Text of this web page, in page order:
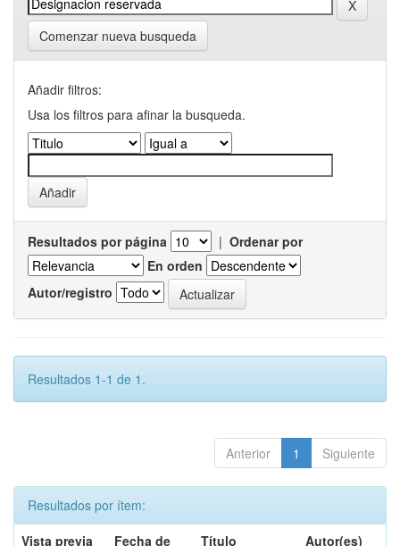
Comenzar nueva busqueda
Añadir filtros:
Usa los filtros para afinar la busqueda.
Resultados por página | Ordenar por
En orden
Autor/registro
Resultados 1-1 de 1.
Anterior 1 Siguiente
Resultados por ítem:
Vista previa
Fecha de
Título Autor(es)